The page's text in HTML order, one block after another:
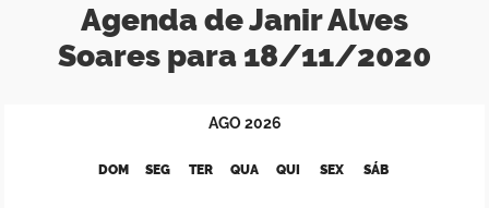
Agenda de Janir Alves
Soares para 18/11/2020
AGO 2026
DOM SEG TER QUA QUI SEX SÁB